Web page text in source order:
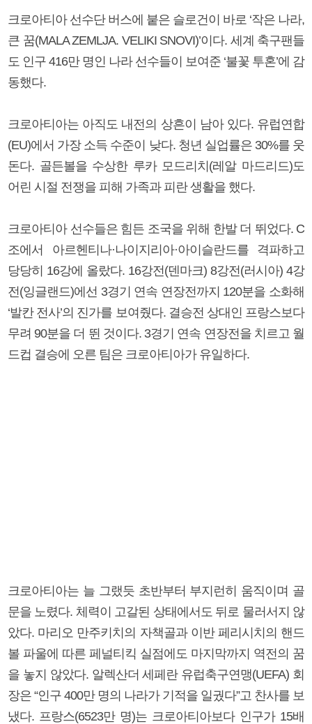
크로아티아 선수단 버스에 붙은 슬로건이 바로 ‘작은 나라,
큰 꿈(MALA ZEMLJA. VELIKI SNOVI)’이다. 세계 축구팬들
도 인구 416만 명인 나라 선수들이 보여준 ‘불꽃 투혼’에 감
동했다.
크로아티아는 아직도 내전의 상흔이 남아 있다. 유럽연합
(EU)에서 가장 소득 수준이 낮다. 청년 실업률은 30%를 웃
돈다. 골든볼을 수상한 루카 모드리치(레알 마드리드)도
어린 시절 전쟁을 피해 가족과 피란 생활을 했다.
크로아티아 선수들은 힘든 조국을 위해 한발 더 뛰었다. C
조에서 아르헨티나·나이지리아·아이슬란드를 격파하고
당당히 16강에 올랐다. 16강전(덴마크) 8강전(러시아) 4강
전(잉글랜드)에선 3경기 연속 연장전까지 120분을 소화해
‘발칸 전사’의 진가를 보여줬다. 결승전 상대인 프랑스보다
무려 90분을 더 뛴 것이다. 3경기 연속 연장전을 치르고 월
드컵 결승에 오른 팀은 크로아티아가 유일하다.
크로아티아는 늘 그랬듯 초반부터 부지런히 움직이며 골
문을 노렸다. 체력이 고갈된 상태에서도 뒤로 물러서지 않
았다. 마리오 만주키치의 자책골과 이반 페리시치의 핸드
볼 파울에 따른 페널티킥 실점에도 마지막까지 역전의 꿈
을 놓지 않았다. 알렉산더 세페란 유럽축구연맹(UEFA) 회
장은 “인구 400만 명의 나라가 기적을 일궜다”고 찬사를 보
냈다. 프랑스(6523만 명)는 크로아티아보다 인구가 15배